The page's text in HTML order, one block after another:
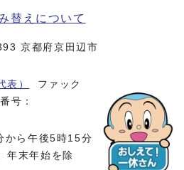
替えについて
京都府京田辺市
）
ファック
号：
から午後5時15分
年末年始を除